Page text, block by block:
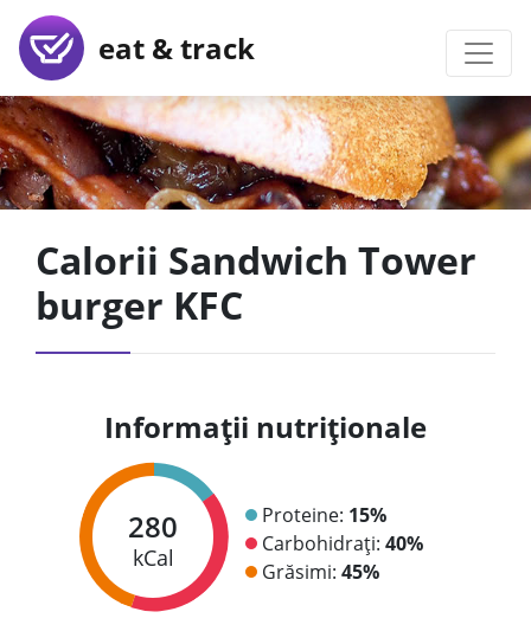
eat & track
Calorii Sandwich Tower
burger KFC
Informații nutriționale
280
kCal
Proteine: 15%
Carbohidrați: 40%
Grăsimi: 45%